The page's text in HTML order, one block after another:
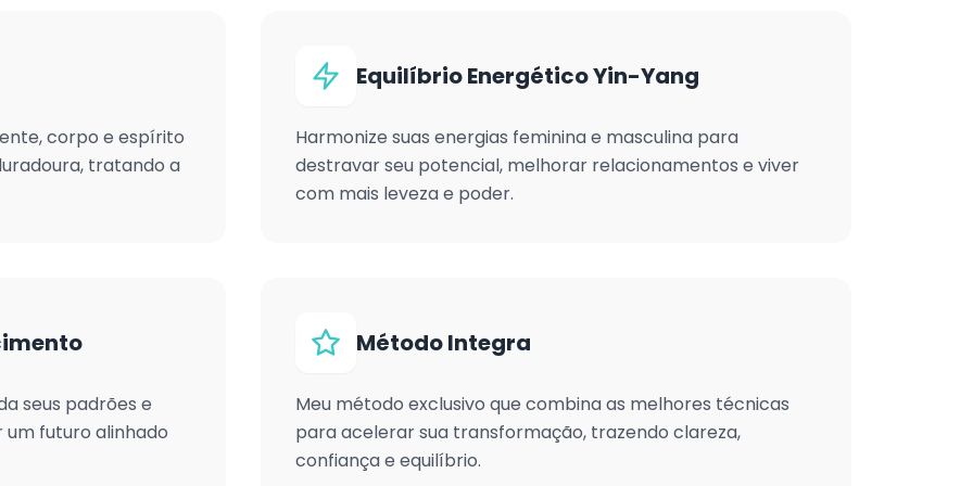
corpo e espírito
tratando a
Equilíbrio Energético Yin-Yang
Harmonize suas energias feminina e masculina para
destravar seu potencial, melhorar relacionamentos e viver
com mais leveza e poder.
seus padrões e
um futuro alinhado
Método Integra
Meu método exclusivo que combina as melhores técnicas
para acelerar sua transformação, trazendo clareza,
confiança e equilíbrio.